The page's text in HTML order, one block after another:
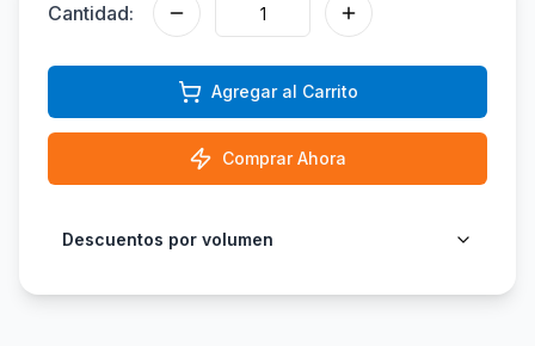
Cantidad:
Agregar al Carrito
Comprar Ahora
Descuentos por volumen